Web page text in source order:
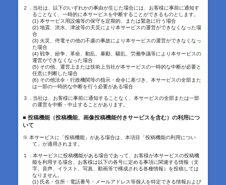
２．当社は、以下のいずれかの事由が生じた場合には、お客様に事前に通知す
ることなく、一時的に本サービスを中断することができるものとします。
(1) 本サービス用設備等の保守を定期的、または緊急に行う場合
(2) 地震、洪水、津波等の天災により本サービスの運営ができなくなった場
合
(3) 火災、停電その他の不慮の事故により本サービスの運営ができなくなっ
た場合
(4) 戦争、紛争、革命、動乱、暴動、騒乱、労働争議等により本サービスの
運営ができなくなった場合
(5) その他、運営上または技術上当社が本サービスの一時的な中断が必要と
任意に判断した場合
(6) その他法令・行政機関等の指示・命令に基づき、本サービスの全部また
は一部の一時的な中断を行う必要がある場合
３．当社は、お客様に事前に通知することなく、本サービスの全部または一部
の運営を中断・中止することがあります。
■ 投稿機能（投稿機能、画像投稿機能付きサービスを含む）の利用につ
いて
※ 本サービスに「投稿機能」がある場合は、本項目「投稿機能の利用につい
て」が適用されます。
１．本サービスに投稿機能がある場合であって、お客様が本サービスの投稿機
能を利用する場合、お客様は以下の各号に定める事項に関連する情報（文
字、音声、イラスト、写真、動画等で構成される各種情報）を投稿しては
なりません。
(1) 氏名・住所・電話番号・メールアドレス等個人を特定できる情報および